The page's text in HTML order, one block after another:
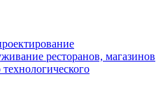
ресторанов, магазинов